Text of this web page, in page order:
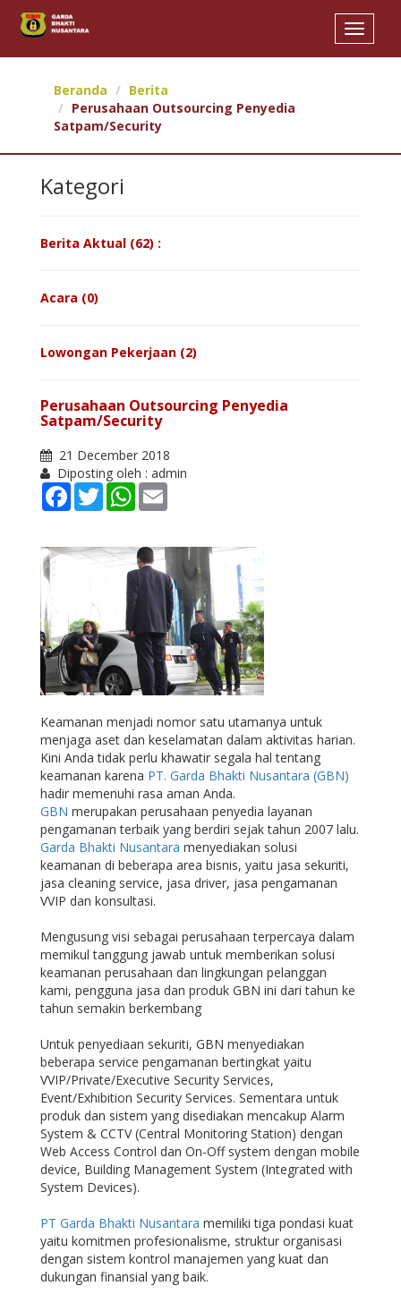
Toggle
Beranda
Berita
Perusahaan Outsourcing Penyedia
Satpam/Security
Kategori
Berita Aktual (62) :
Acara (0)
Lowongan Pekerjaan (2)
Perusahaan Outsourcing Penyedia
Satpam/Security
21 December 2018
Diposting oleh : admin
Facebook
TwitterWhatsApp
Keamanan menjadi nomor satu utamanya untuk
menjaga aset dan keselamatan dalam aktivitas harian.
Kini Anda tidak perlu khawatir segala hal tentang
keamanan karena PT. Garda Bhakti Nusantara (GBN)
hadir memenuhi rasa aman Anda.
GBN merupakan perusahaan penyedia layanan
pengamanan terbaik yang berdiri sejak tahun 2007 lalu.
Garda Bhakti Nusantara menyediakan solusi
keamanan di beberapa area bisnis, yaitu jasa sekuriti,
jasa cleaning service, jasa driver, jasa pengamanan
VVIP dan konsultasi.
Mengusung visi sebagai perusahaan terpercaya dalam
memikul tanggung jawab untuk memberikan solusi
keamanan perusahaan dan lingkungan pelanggan
kami, pengguna jasa dan produk GBN ini dari tahun ke
tahun semakin berkembang
Untuk penyediaan sekuriti, GBN menyediakan
beberapa service pengamanan bertingkat yaitu
VVIP/Private/Executive Security Services,
Event/Exhibition Security Services. Sementara untuk
produk dan sistem yang disediakan mencakup Alarm
System & CCTV (Central Monitoring Station) dengan
Web Access Control dan On-Off system dengan mobile
device, Building Management System (Integrated with
System Devices).
PT Garda Bhakti Nusantara memiliki tiga pondasi kuat
yaitu komitmen profesionalisme, struktur organisasi
dengan sistem kontrol manajemen yang kuat dan
dukungan finansial yang baik.